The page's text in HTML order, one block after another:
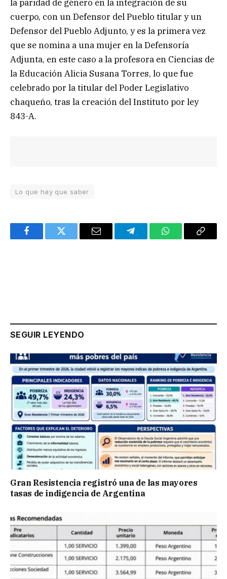
la paridad de género en la integración de su
cuerpo, con un Defensor del Pueblo titular y un
Defensor del Pueblo Adjunto, y es la primera vez
que se nomina a una mujer en la Defensoría
Adjunta, en este caso a la profesora en Ciencias de
la Educación Alicia Susana Torres, lo que fue
celebrado por la titular del Poder Legislativo
chaqueño, tras la creación del Instituto por ley
843-A.
Lo que hay que saber
FacebookTwitter Email TelegramWhatsAppCopy
SEGUIR LEYENDO
Gran Resistencia registró una de las mayores
tasas de indigencia de Argentina